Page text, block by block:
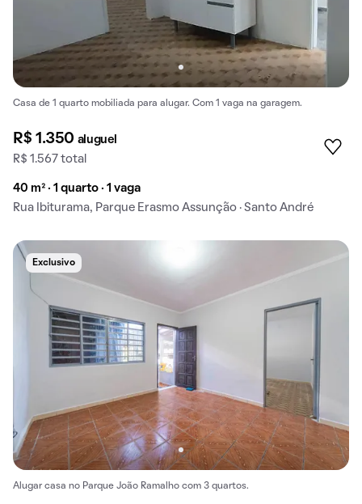
Casa de 1 quarto mobiliada para alugar. Com 1 vaga na garagem.
R$ 1.350 aluguel
R$ 1.567 total
40 m² · 1 quarto · 1 vaga
Rua Ibiturama, Parque Erasmo Assunção · Santo André
Exclusivo
Alugar casa no Parque João Ramalho com 3 quartos.